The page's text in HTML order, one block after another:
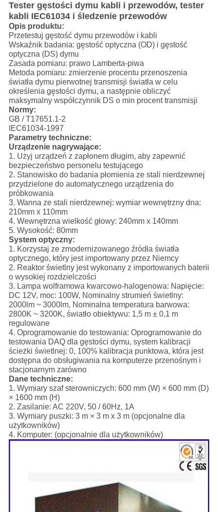
Tester gęstości dymu kabli i przewodów, tester
kabli IEC61034 i śledzenie przewodów
Opis produktu:
Przetestuj gęstość dymu przewodów i kabli
Wskaźnik badania: gęstość optyczna (OD) i gęstość
optyczna (DS) dymu
Zasada pomiaru: prawo Lamberta-piwa
Metoda pomiaru: zmierzenie procentu przenoszenia
światła dymu pierwotnej transmisji światła w celu
określenia gęstości dymu, a następnie obliczyć
maksymalny współczynnik DS o min procent transmisji
Normy:
GB / T17651.1-2
IEC61034-1997
Parametry techniczne:
Urządzenie nagrywające:
1. Użyj urządzeń z zapłonem długim, aby zapewnić
bezpieczeństwo personelu testującego
2. Stanowisko do badania płomienia ze stali nierdzewnej
przydzielone do automatycznego urządzenia do
próbkowania
3. Wanna ze stali nierdzewnej: wymiar wewnętrzny dna:
210mm x 110mm
4. Wewnętrzna wielkość głowy: 240mm x 140mm
5. Wysokość: 80mm
System optyczny:
1. Korzystaj ze zmodernizowanego źródła światła
optycznego, który jest importowany przez Niemcy
2. Reaktor świetlny jest wykonany z importowanych baterii
o wysokiej rozdzielczości
3. Lampa wolframowa kwarcowo-halogenowa: Napięcie:
DC 12V, moc: 100W, Nominalny strumień świetlny:
2000lm ~ 3000lm, Nominalna temperatura barwowa:
2800K ~ 3200K, światło obiektywu: 1,5 m ± 0,1 m
regulowane
4. Oprogramowanie do testowania: Oprogramowanie do
testowania DAQ dla gęstości dymu, system kalibracji
ścieżki świetlnej: 0, 100% kalibracja punktowa, która jest
dostępna do obsługiwania na komputerze przenośnym i
stacjonarnym zarówno
Dane techniczne:
1. Wymiary szaf sterowniczych: 600 mm (W) × 600 mm (D)
× 1600 mm (H)
2. Zasilanie: AC 220V, 50 / 60Hz, 1A
3. Wymiary puszki: 3 m × 3 m x 3 m (opcjonalne dla
użytkowników)
4. Komputer: (opcjonalnie dla użytkowników)